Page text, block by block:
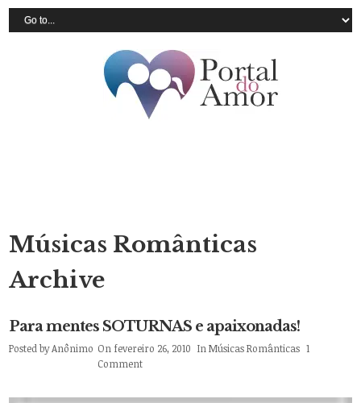
Músicas Românticas
Archive
Para mentes SOTURNAS e apaixonadas!
Posted byAnônimo On fevereiro 26, 2010 InMúsicas Românticas 1
Comment